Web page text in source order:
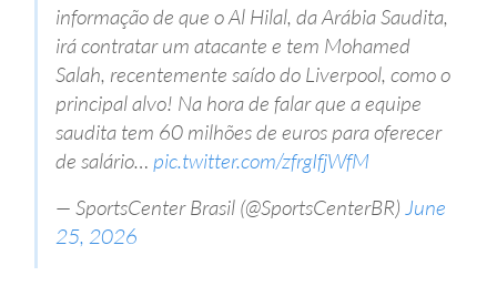
informação de que o Al Hilal, da Arábia Saudita,
irá contratar um atacante e tem Mohamed
Salah, recentemente saído do Liverpool, como o
principal alvo! Na hora de falar que a equipe
saudita tem 60 milhões de euros para oferecer
de salário… pic.twitter.com/zfrgIfjWfM
— SportsCenter Brasil (@SportsCenterBR) June
25, 2026